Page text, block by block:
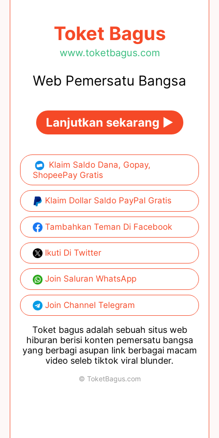
Toket Bagus
www.toketbagus.com
Web Pemersatu Bangsa
Lanjutkan sekarang ►
Klaim Saldo Dana, Gopay,
ShopeePay Gratis
Klaim Dollar Saldo PayPal Gratis
Tambahkan Teman Di Facebook
Ikuti Di Twitter
Join Saluran WhatsApp
Join Channel Telegram
Toket bagus adalah sebuah situs web
hiburan berisi konten pemersatu bangsa
yang berbagi asupan link berbagai macam
video seleb tiktok viral blunder.
© ToketBagus.com